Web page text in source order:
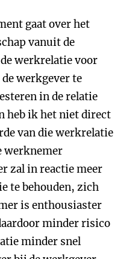
gaat over het
vanuit de
werkrelatie voor
werkgever te
in de relatie
heb ik het niet direct
van die werkrelatie
werknemer
zal in reactie meer
te behouden, zich
is enthousiaster
minder risico
minder snel